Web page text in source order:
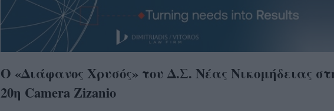
O «Διάφανος Χρυσός» του Δ.Σ. Νέας Νικομήδειας
20η Camera Zizanio